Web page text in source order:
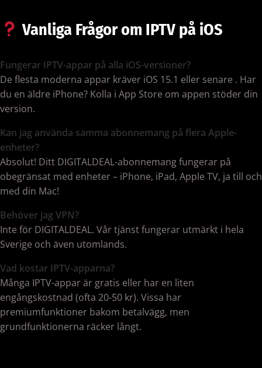
Vanliga Frågor om IPTV på iOS
Fungerar IPTV-appar på alla iOS-versioner?
De flesta moderna appar kräver iOS 15.1 eller senare . Har
du en äldre iPhone? Kolla i App Store om appen stöder din
version.
Kan jag använda samma abonnemang på flera Apple-
enheter?
Absolut! Ditt DIGITALDEAL-abonnemang fungerar på
obegränsat med enheter – iPhone, iPad, Apple TV, ja till och
med din Mac!
Behöver jag VPN?
Inte för DIGITALDEAL. Vår tjänst fungerar utmärkt i hela
Sverige och även utomlands.
Vad kostar IPTV-apparna?
Många IPTV-appar är gratis eller har en liten
engångskostnad (ofta 20-50 kr). Vissa har
premiumfunktioner bakom betalvägg, men
grundfunktionerna räcker långt.